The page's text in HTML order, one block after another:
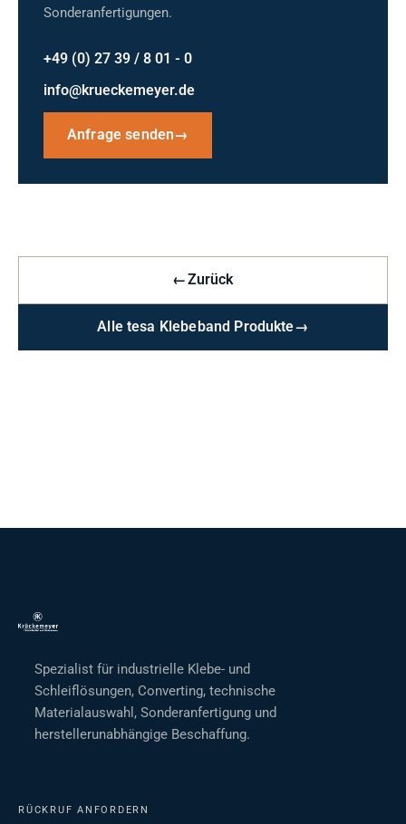
Sonderanfertigungen.
+49 (0) 27 39 / 8 01 - 0
info@krueckemeyer.de
Anfrage senden→
←Zurück
Alle tesa Klebeband Produkte→
Spezialist für industrielle Klebe- und
Schleiflösungen, Converting, technische
Materialauswahl, Sonderanfertigung und
herstellerunabhängige Beschaffung.
RÜCKRUF ANFORDERN